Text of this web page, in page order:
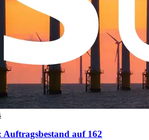
Auftragsbestand auf 162